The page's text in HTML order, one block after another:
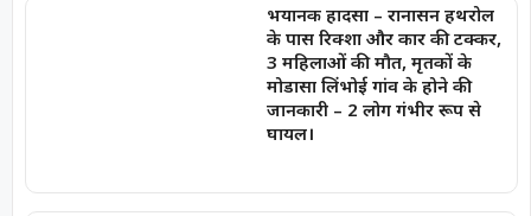
भयानक हादसा – रानासन हथरोल
के पास रिक्शा और कार की टक्कर,
3 महिलाओं की मौत, मृतकों के
मोडासा लिंभोई गांव के होने की
जानकारी – 2 लोग गंभीर रूप से
घायल।